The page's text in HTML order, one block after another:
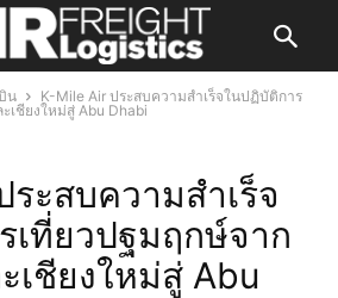
น
K-Mile Air ประสบความสำเร็จในปฏิบัติการ
เชียงใหม่สู่ Abu Dhabi
ระสบความสำเร็จ
เที่ยวปฐมฤกษ์จาก
เชียงใหม่สู่ Abu